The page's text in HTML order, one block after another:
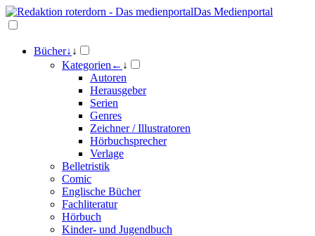
Das Medienportal
Bücher↓ ↓
Kategorien ← ↓
Autoren
Herausgeber
Serien
Genres
Zeichner / Illustratoren
Hörbuchsprecher
Verlage
Belletristik
Comic
Englische Bücher
Fachliteratur
Hörbuch
Kinder- und Jugendbuch